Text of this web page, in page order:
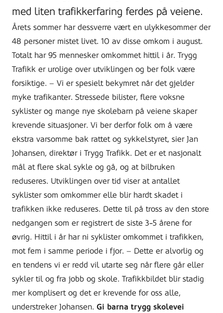
med liten trafikkerfaring ferdes på veiene.
Årets sommer har dessverre vært en ulykkesommer der
48 personer mistet livet. 10 av disse omkom i august.
Totalt har 95 mennesker omkommet hittil i år. Trygg
Trafikk er urolige over utviklingen og ber folk være
forsiktige. – Vi er spesielt bekymret når det gjelder
myke trafikanter. Stressede bilister, flere voksne
syklister og mange nye skolebarn på veiene skaper
krevende situasjoner. Vi ber derfor folk om å være
ekstra varsomme bak rattet og sykkelstyret, sier Jan
Johansen, direktør i Trygg Trafikk. Det er et nasjonalt
mål at flere skal sykle og gå, og at bilbruken
reduseres. Utviklingen over tid viser at antallet
syklister som omkommer elle blir hardt skadet i
trafikken ikke reduseres. Dette til på tross av den store
nedgangen som er registrert de siste 3-5 årene for
øvrig. Hittil i år har ni syklister omkommet i trafikken,
mot fem i samme periode i fjor. – Dette er alvorlig og
en tendens vi er redd vil utarte seg når flere går eller
sykler til og fra jobb og skole. Trafikkbildet blir stadig
mer komplisert og det er krevende for oss alle,
understreker Johansen. Gi barna trygg skolevei